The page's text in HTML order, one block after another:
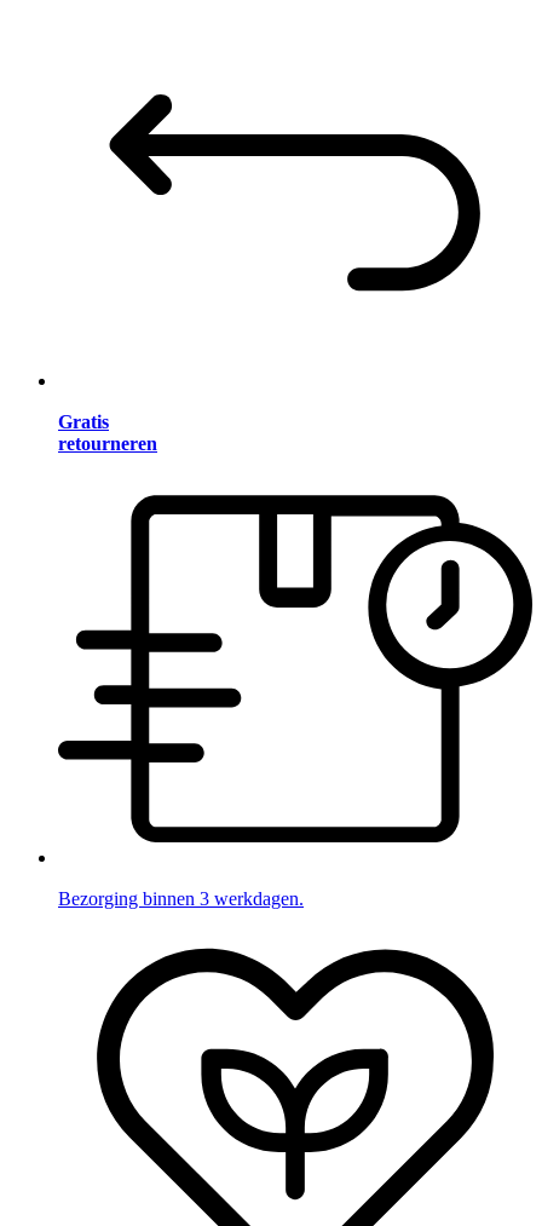
Gratis
retourneren
Bezorging binnen 3 werkdagen.